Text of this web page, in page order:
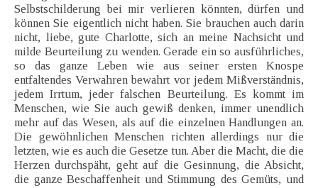
Selbstschilderung bei mir verlieren könnten, dürfen und
können Sie eigentlich nicht haben. Sie brauchen auch darin
nicht, liebe, gute Charlotte, sich an meine Nachsicht und
milde Beurteilung zu wenden. Gerade ein so ausführliches,
so das ganze Leben wie aus seiner ersten Knospe
entfaltendes Verwahren bewahrt vor jedem Mißverständnis,
jedem Irrtum, jeder falschen Beurteilung. Es kommt im
Menschen, wie Sie auch gewiß denken, immer unendlich
mehr auf das Wesen, als auf die einzelnen Handlungen an.
Die gewöhnlichen Menschen richten allerdings nur die
letzten, wie es auch die Gesetze tun. Aber die Macht, die die
Herzen durchspäht, geht auf die Gesinnung, die Absicht,
die ganze Beschaffenheit und Stimmung des Gemüts, und